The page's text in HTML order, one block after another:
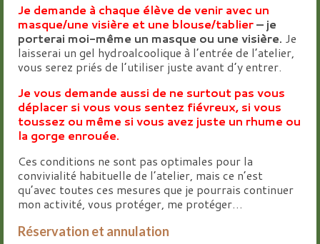
Je demande à chaque élève de venir avec un
masque/une visière et une blouse/tablier– je
porterai moi-même un masque ou une visière. Je
laisserai un gel hydroalcoolique à l’entrée de l’atelier,
vous serez priés de l’utiliser juste avant d’y entrer.
Je vous demande aussi de ne surtout pas vous
déplacer si vous vous sentez fiévreux, si vous
toussez ou même si vous avez juste un rhume ou
la gorge enrouée.
Ces conditions ne sont pas optimales pour la
convivialité habituelle de l’atelier, mais ce n’est
qu’avec toutes ces mesures que je pourrais continuer
mon activité, vous protéger, me protéger…
Réservation et annulation